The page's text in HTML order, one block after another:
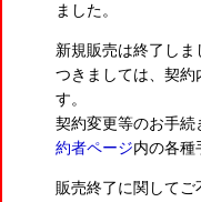
ました。
新規販売は終了し
つきましては、契約
す。
契約変更等のお手続
約者ページ内の各種
販売終了に関して